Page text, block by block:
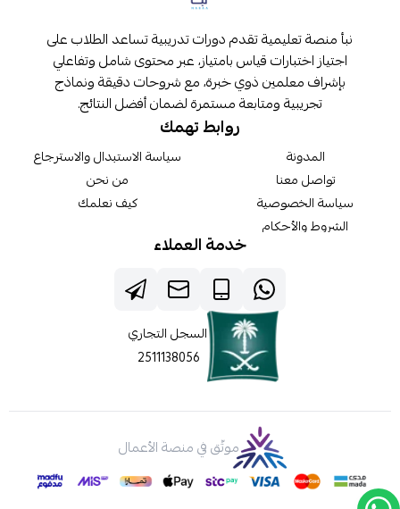
نبأ منصة تعليمية تقدم دورات تدريبية تساعد الطلاب على
اجتياز اختبارات قياس بامتياز، عبر محتوى شامل وتفاعلي
بإشراف معلمين ذوي خبرة، مع شروحات دقيقة ونماذج
تجريبية ومتابعة مستمرة لضمان أفضل النتائج.
روابط تهمك
المدونة
تواصل معنا
سياسة الخصوصية
الشروط والأحكام
سياسة الاستبدال والاسترجاع
من نحن
كيف نعلمك
خدمة العملاء
السجل التجاري
2511138056
موثّق في منصة الأعمال